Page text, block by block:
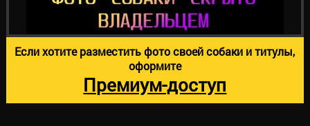
Если хотите разместить фото своей собаки и титулы,
оформите
Премиум-доступ